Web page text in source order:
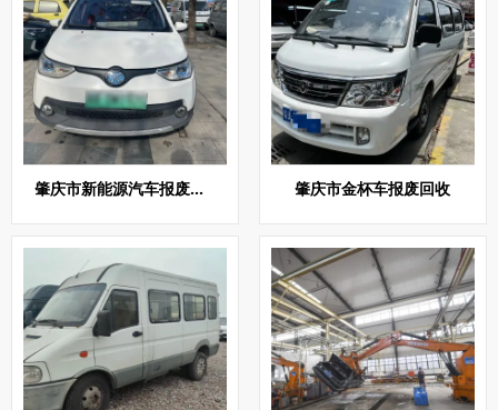
肇庆市新能源汽车报废回收 肇庆市金杯车报废回收